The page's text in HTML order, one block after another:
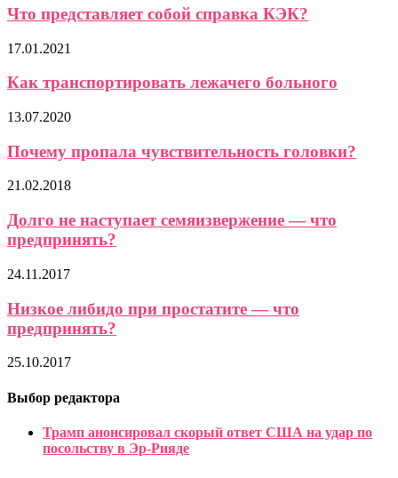
Что представляет собой справка КЭК?
17.01.2021
Как транспортировать лежачего больного
13.07.2020
Почему пропала чувствительность головки?
21.02.2018
Долго не наступает семяизвержение — что
предпринять?
24.11.2017
Низкое либидо при простатите — что
предпринять?
25.10.2017
Выбор редактора
Трамп анонсировал скорый ответ США на удар по
посольству в Эр-Рияде